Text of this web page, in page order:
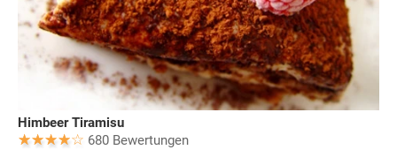
Himbeer Tiramisu
680 Bewertungen